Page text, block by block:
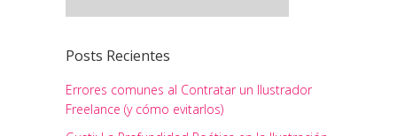
Posts Recientes
Errores comunes al Contratar un Ilustrador
Freelance (y cómo evitarlos)